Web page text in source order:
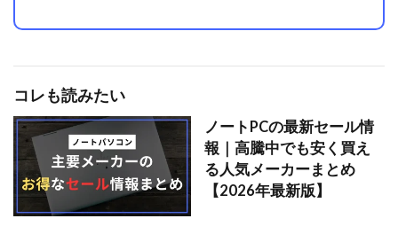
コレも読みたい
ノートPCの最新セール情
報｜高騰中でも安く買え
る人気メーカーまとめ
【2026年最新版】